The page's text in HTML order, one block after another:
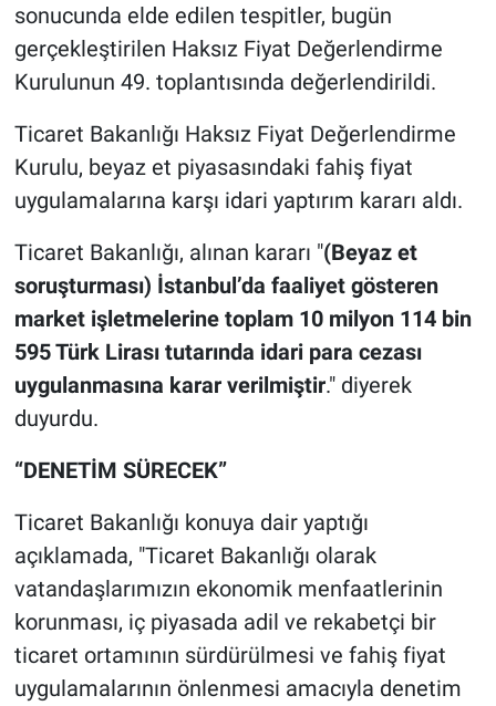
sonucunda elde edilen tespitler, bugün
gerçekleştirilen Haksız Fiyat Değerlendirme
Kurulunun 49. toplantısında değerlendirildi.
Ticaret Bakanlığı Haksız Fiyat Değerlendirme
Kurulu, beyaz et piyasasındaki fahiş fiyat
uygulamalarına karşı idari yaptırım kararı aldı.
Ticaret Bakanlığı, alınan kararı "(Beyaz et
soruşturması) İstanbul’da faaliyet gösteren
market işletmelerine toplam 10 milyon 114 bin
595 Türk Lirası tutarında idari para cezası
uygulanmasına karar verilmiştir." diyerek
duyurdu.
“DENETİM SÜRECEK”
Ticaret Bakanlığı konuya dair yaptığı
açıklamada, "Ticaret Bakanlığı olarak
vatandaşlarımızın ekonomik menfaatlerinin
korunması, iç piyasada adil ve rekabetçi bir
ticaret ortamının sürdürülmesi ve fahiş fiyat
uygulamalarının önlenmesi amacıyla denetim